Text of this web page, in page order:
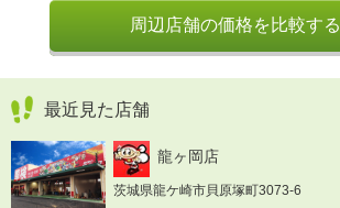
周辺店舗の価格を比較する
最近見た店舗
龍ヶ岡店
茨城県龍ケ崎市貝原塚町3073-6